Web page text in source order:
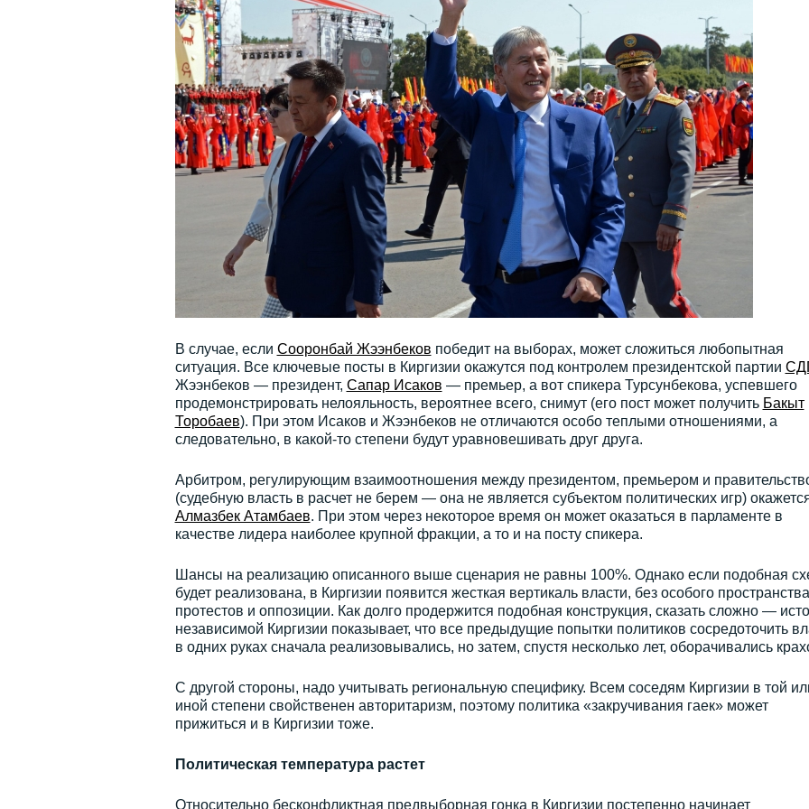
В случае, если Сооронбай Жээнбеков победит на выборах, может сложиться любопытная
ситуация. Все ключевые посты в Киргизии окажутся под контролем президентской партии
Жээнбеков — президент, Сапар Исаков — премьер, а вот спикера Турсунбекова, успевшего
продемонстрировать нелояльность, вероятнее всего, снимут (его пост может получить Бакыт
Торобаев). При этом Исаков и Жээнбеков не отличаются особо теплыми отношениями, а
следовательно, в какой-то степени будут уравновешивать друг друга.
Арбитром, регулирующим взаимоотношения между президентом, премьером и
(судебную власть в расчет не берем — она не является субъектом политических игр)
Алмазбек Атамбаев. При этом через некоторое время он может оказаться в парламенте в
качестве лидера наиболее крупной фракции, а то и на посту спикера.
Шансы на реализацию описанного выше сценария не равны 100%. Однако если подобная
будет реализована, в Киргизии появится жесткая вертикаль власти, без особого
протестов и оппозиции. Как долго продержится подобная конструкция, сказать сложно —
независимой Киргизии показывает, что все предыдущие попытки политиков сосредоточить
в одних руках сначала реализовывались, но затем, спустя несколько лет, оборачивались
С другой стороны, надо учитывать региональную специфику. Всем соседям Киргизии в той
иной степени свойственен авторитаризм, поэтому политика «закручивания гаек» может
прижиться и в Киргизии тоже.
Политическая температура растет
Относительно бесконфликтная предвыборная гонка в Киргизии постепенно начинает